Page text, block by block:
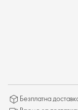
Безплатна